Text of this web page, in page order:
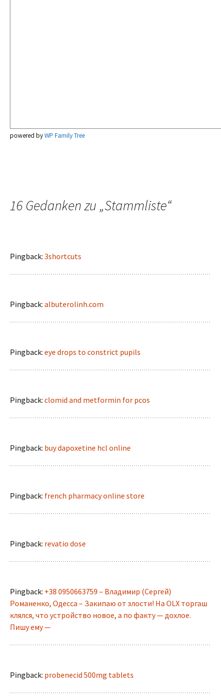
powered byWP Family Tree
16 Gedanken zu „Stammliste“
Pingback: 3shortcuts
Pingback: albuterolinh.com
Pingback: eye drops to constrict pupils
Pingback: clomid and metformin for pcos
Pingback: buy dapoxetine hcl online
Pingback: french pharmacy online store
Pingback: revatio dose
Pingback: +38 0950663759 – Владимир (Сергей)
Романенко, Одесса – Закипаю от злости! На OLX торгаш
клялся, что устройство новое, а по факту — дохлое.
Пишу ему —
Pingback: probenecid 500mg tablets